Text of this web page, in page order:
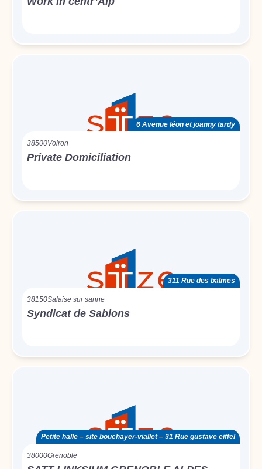
6 Avenue léon et joanny tardy
38500Voiron
Private Domiciliation
311 Rue des balmes
38150Salaise sur sanne
Syndicat de Sablons
Petite halle – site bouchayer-viallet – 31 Rue gustave eiffel
38000Grenoble